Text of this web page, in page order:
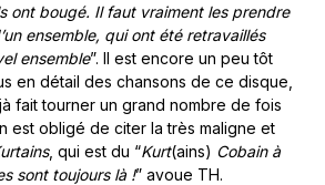
ont bougé. Il faut vraiment les prendre
ensemble, qui ont été retravaillés
ensemble”. Il est encore un peu tôt
en détail des chansons de ce disque,
fait tourner un grand nombre de fois
est obligé de citer la très maligne et
, qui est du “Kurt(ains) Cobain à
sont toujours là !” avoue TH.